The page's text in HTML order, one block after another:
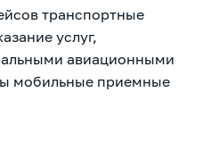
транспортные
услуг,
авиационными
мобильные приемные